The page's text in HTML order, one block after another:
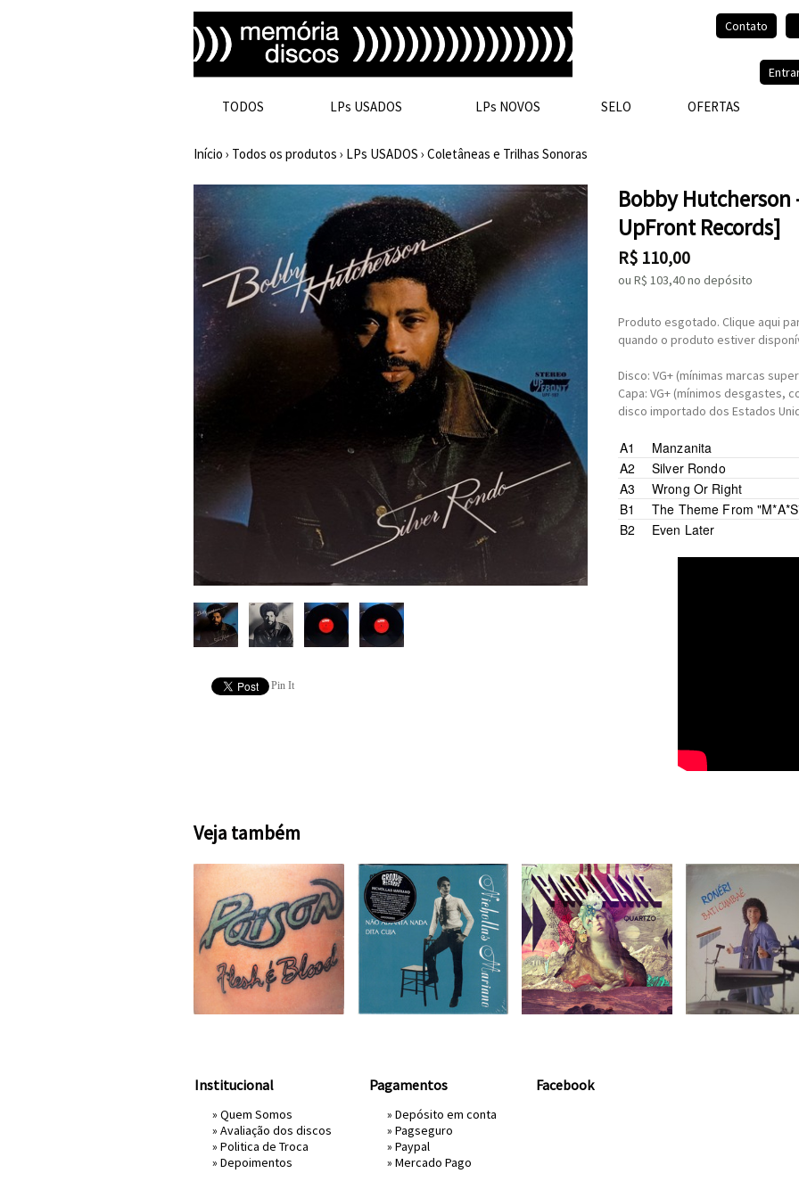
Contato
TODOS LPs USADOS LPs NOVOS SELO OFERTAS
Início › Todos os produtos › LPs USADOS › Coletâneas e Trilhas Sonoras
Pin It
Bobby Hutcherson
UpFront Records]
R$ 110,00
ou R$ 103,40no depósito
Produto esgotado. Clique aqui
quando o produto estiver
Disco: VG+ (mínimas marcas
Capa: VG+ (mínimos desgastes,
disco importado dos Estados
A1
Manzanita
A2
Silver Rondo
A3
Wrong Or Right
B1
The Theme From
B2
Even Later
Veja também
Institucional
» Quem Somos
» Avaliação dos discos
» Politica de Troca
» Depoimentos
Pagamentos
» Depósito em conta
» Pagseguro
» Paypal
» Mercado Pago
Facebook